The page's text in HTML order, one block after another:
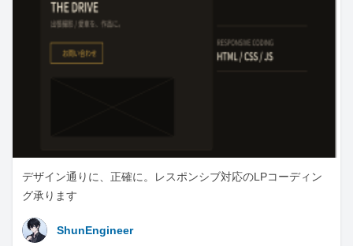
デザイン通りに、正確に。レスポンシブ対応のLPコーディン
グ承ります
ShunEngineer